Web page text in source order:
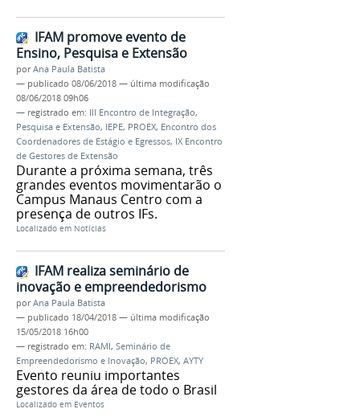
IFAM promove evento de
Ensino, Pesquisa e Extensão
porAna Paula Batista
— publicado 08/06/2018 — última modificação
08/06/2018 09h06
— registrado em: III Encontro de Integração,
Pesquisa e Extensão, IEPE, PROEX, Encontro dos
Coordenadores de Estágio e Egressos, IX Encontro
de Gestores de Extensão
Durante a próxima semana, três
grandes eventos movimentarão o
Campus Manaus Centro com a
presença de outros IFs.
Localizado em Notícias
IFAM realiza seminário de
inovação e empreendedorismo
porAna Paula Batista
— publicado 18/04/2018 — última modificação
15/05/2018 16h00
— registrado em: RAMI, Seminário de
Empreendedorismo e Inovação, PROEX, AYTY
Evento reuniu importantes
gestores da área de todo o Brasil
Localizado em Eventos